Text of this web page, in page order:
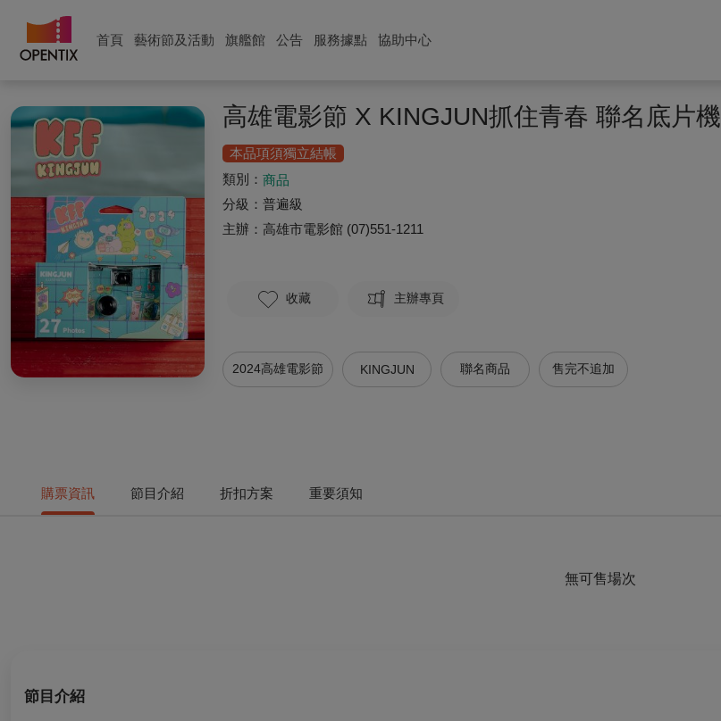
首頁 藝術節及活動 旗艦館 公告 服務據點 協助中心
高雄電影節 X KINGJUN抓住青春 聯名底片機
本品項須獨立結帳
類別： 商品
分級： 普遍級
主辦： 高雄市電影館 (07)551-1211
收藏 主辦專頁
2024高雄電影節 KINGJUN 聯名商品 售完不追加
購票資訊 節目介紹 折扣方案 重要須知
無可售場次
節目介紹